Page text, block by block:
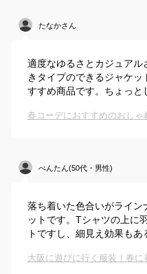
たなかさん
適度なゆるさとカジュアル
きタイプのできるジャケ
すすめ商品です。ちょっと
べんたん(50代・男性)
落ち着いた色合いがライン
ットです。Tシャツの上に
トですし、細見え効果もあ